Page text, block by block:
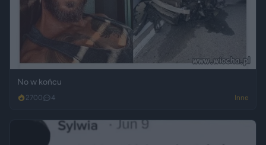
No w końcu
2700 4 Inne